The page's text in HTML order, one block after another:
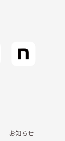
お知らせ